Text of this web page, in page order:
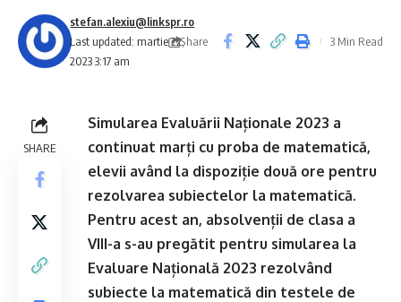
Last updated: martie 22,
2023 3:17 am
stefan.alexiu@linkspr.ro
Share
3 Min Read
SHARE
Simularea Evaluării Naționale 2023 a
continuat marți cu proba de matematică,
elevii având la dispoziție două ore pentru
rezolvarea subiectelor la matematică.
Pentru acest an, absolvenții de clasa a
VIII-a s-au pregătit pentru simularea la
Evaluare Națională 2023 rezolvând
subiecte la matematică din testele de